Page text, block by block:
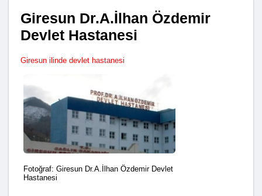
Giresun Dr.A.İlhan Özdemir
Devlet Hastanesi
Giresun ilinde devlet hastanesi
Fotoğraf: Giresun Dr.A.İlhan Özdemir Devlet
Hastanesi